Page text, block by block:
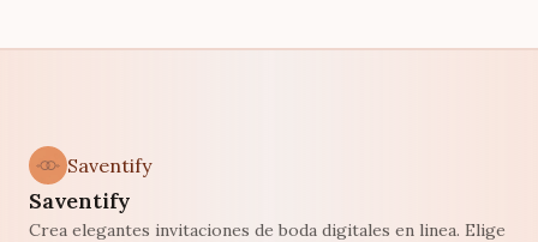
Saventify
Saventify
Crea elegantes invitaciones de boda digitales en linea. Elige